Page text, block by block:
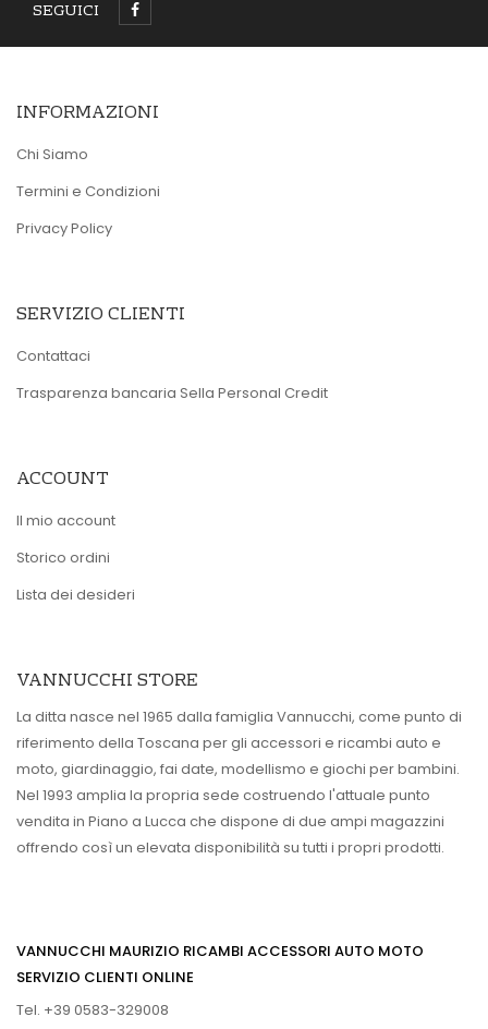
SEGUICI
INFORMAZIONI
Chi Siamo
Termini e Condizioni
Privacy Policy
SERVIZIO CLIENTI
Contattaci
Trasparenza bancaria Sella Personal Credit
ACCOUNT
Il mio account
Storico ordini
Lista dei desideri
VANNUCCHI STORE
La ditta nasce nel 1965 dalla famiglia Vannucchi, come punto di
riferimento della Toscana per gli accessori e ricambi auto e
moto, giardinaggio, fai date, modellismo e giochi per bambini.
Nel 1993 amplia la propria sede costruendo l'attuale punto
vendita in Piano a Lucca che dispone di due ampi magazzini
offrendo così un elevata disponibilità su tutti i propri prodotti.
VANNUCCHI MAURIZIO RICAMBI ACCESSORI AUTO MOTO
SERVIZIO CLIENTI ONLINE
Tel. +39 0583-329008